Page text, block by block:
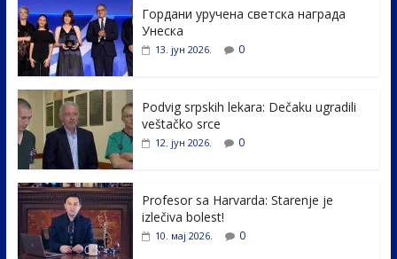
b
o
o
k
er e
dI
e
Гордани уручена светска награда
Унеска
13. јун 2026. 0
Podvig srpskih lekara: Dečaku ugradili
veštačko srce
12. јун 2026. 0
Profesor sa Harvarda: Starenje je
izlečiva bolest!
10. мај 2026. 0